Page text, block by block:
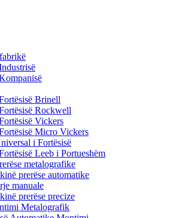
Brinell
Rockwell
Vickers
Micro Vickers
i Fortësisë
Leeb i Portueshëm
metalografike
prerëse automatike
manuale
prerëse precize
Metalografik